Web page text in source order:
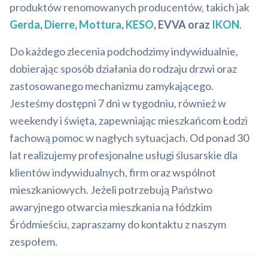
produktów renomowanych producentów, takich jak
Gerda,Dierre,Mottura,KESO, EVVA oraz IKON.
Do każdego zlecenia podchodzimy indywidualnie,
dobierając sposób działania do rodzaju drzwi oraz
zastosowanego mechanizmu zamykającego.
Jesteśmy dostępni 7 dni w tygodniu, również w
weekendy i święta, zapewniając mieszkańcom Łodzi
fachową pomoc w nagłych sytuacjach. Od ponad 30
lat realizujemy profesjonalne usługi ślusarskie dla
klientów indywidualnych, firm oraz wspólnot
mieszkaniowych. Jeżeli potrzebują Państwo
awaryjnego otwarcia mieszkania na łódzkim
Śródmieściu, zapraszamy do kontaktu z naszym
zespołem.